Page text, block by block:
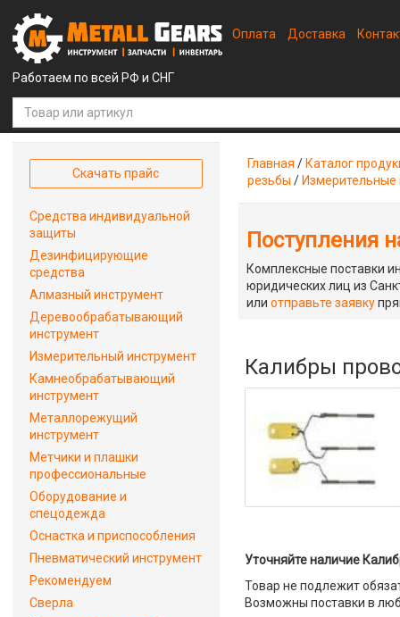
Работаем по всей РФ и СНГ
Оплата Доставка
Главная / Каталог
резьбы /
Поступления
Комплексные поставки
юридических лиц из
илиотправьте заявку
Калибры
Уточняйте наличие
Товар не подлежит
Возможны поставки в
Скачать прайс
Средства индивидуальной
защиты
Дезинфицирующие
средства
Алмазный инструмент
Деревообрабатывающий
инструмент
Измерительный инструмент
Камнеобрабатывающий
инструмент
Металлорежущий
инструмент
Метчики и плашки
профессиональные
Оборудование и
спецодежда
Оснастка и приспособления
Пневматический инструмент
Рекомендуем
Сверла